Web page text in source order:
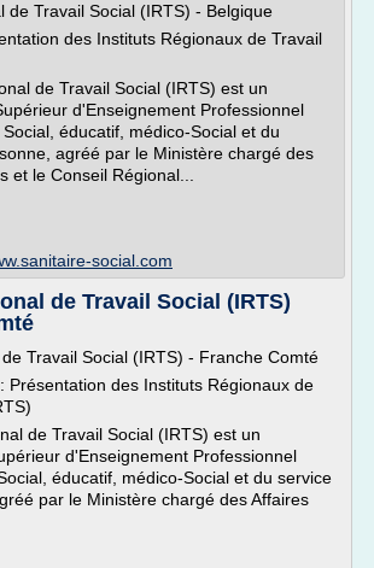
de Travail Social (IRTS) - Belgique
des Instituts Régionaux de Travail
de Travail Social (IRTS) est un
d'Enseignement Professionnel
éducatif, médico-Social et du
agréé par le Ministère chargé des
et le Conseil Régional...
social.com
de Travail Social (IRTS)
Travail Social (IRTS) - Franche Comté
Présentation des Instituts Régionaux de
de Travail Social (IRTS) est un
d'Enseignement Professionnel
éducatif, médico-Social et du service
par le Ministère chargé des Affaires